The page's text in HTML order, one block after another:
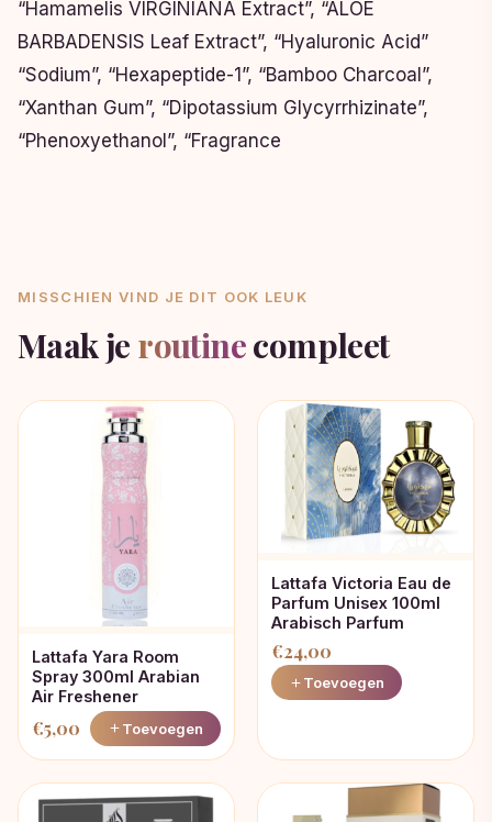
“Hamamelis VIRGINIANA Extract”, “ALOE
BARBADENSIS Leaf Extract”, “Hyaluronic Acid”
“Sodium”, “Hexapeptide-1”, “Bamboo Charcoal”,
“Xanthan Gum”, “Dipotassium Glycyrrhizinate”,
“Phenoxyethanol”, “Fragrance
MISSCHIEN VIND JE DIT OOK LEUK
Maak je routinecompleet
Lattafa Yara Room
Spray 300ml Arabian
Air Freshener
€5,00 Toevoegen
Lattafa Victoria Eau de
Parfum Unisex 100ml
Arabisch Parfum
€24,00
Toevoegen